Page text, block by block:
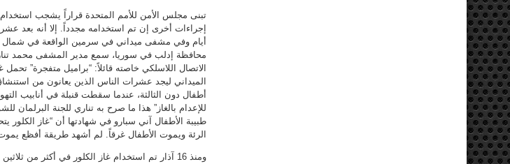
تبنى مجلس الأمن للأمم المتحدة قراراً يشجب
إجراءات أخرى إن تم استخدامه مجدداً. إلا أنه بعد
أيام وفي مشفى ميداني في سرمين الواقعة في شمال
محافظة إدلب في سوريا، سمع مدير المشفى محمد
الاتصال اللاسلكي خاصته قائلاً: “براميل متفجرة”
الميداني ليجد عشرات الناس الذين يعانون من
أطفال دون الثالثة، عندما سقطت قنبلة في أنابيب
للإعدام بالغاز” هذا ما صرح به تناري للجنة البرلمان
طبيبة الأطفال آني سبارو في شهادتها أن “غاز
الرئة ويموت الأطفال غرقاً. لم أشهد طريقة أفظع
ومنذ 16 آذار تم استخدام غاز الكلور في أكثر